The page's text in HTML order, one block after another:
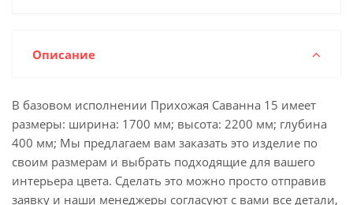
Описание
В базовом исполнении Прихожая Саванна 15 имеет
размеры: ширина: 1700 мм; высота: 2200 мм; глубина
400 мм; Мы предлагаем вам заказать это изделие по
своим размерам и выбрать подходящие для вашего
интерьера цвета. Сделать это можно просто отправив
заявку и наши менеджеры согласуют с вами все детали,